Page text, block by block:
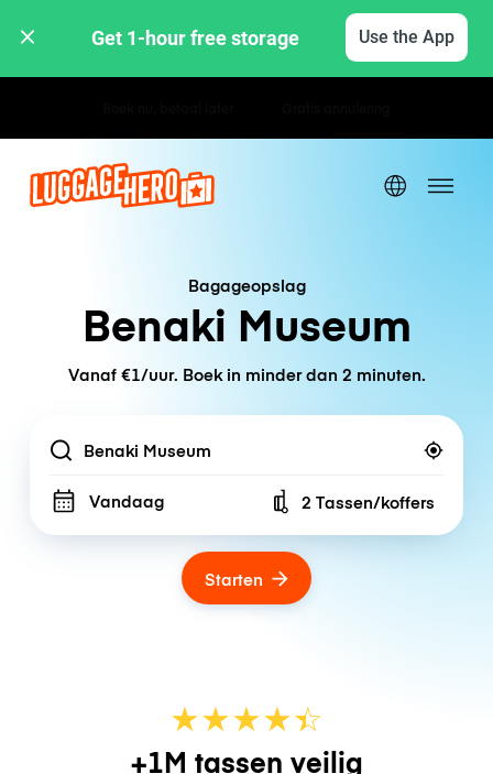
Get 1-hour free storage Use the App
Bagageopslag
Benaki Museum
Vanaf €1/uur. Boek in minder dan 2 minuten.
Location
Vandaag Number of bags
2 Tassen/koffers
Starten
★★★★☆
★
+1M tassen veilig